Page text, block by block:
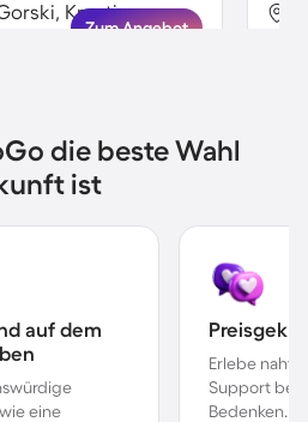
Kroatien
Zum Angebot
die beste Wahl
ist
auf dem
eine
Erlebe
Support bei
Bedenken.